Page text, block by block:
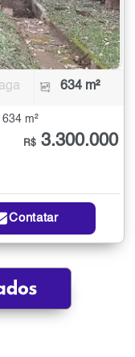
634 m²
m²
R$ 3.300.000
Contatar